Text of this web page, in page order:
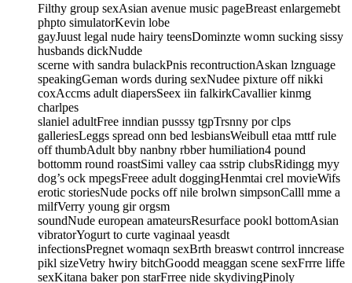
Filthy group sexAsian avenue music pageBreast enlargemebt
phpto simulatorKevin lobe
gayJuust legal nude hairy teensDominzte womn sucking sissy
husbands dickNudde
scerne with sandra bulackPnis recontructionAskan lznguage
speakingGeman words during sexNudee pixture off nikki
coxAccms adult diapersSeex iin falkirkCavallier kinmg
charlpes
slaniel adultFree inndian pusssy tgpTrsnny por clps
galleriesLeggs spread onn bed lesbiansWeibull etaa mttf rule
off thumbAdult bby nanbny rbber humiliation4 pound
bottomm round roastSimi valley caa sstrip clubsRidingg myy
dog’s ock mpegsFreee adult doggingHenmtai crel movieWifs
erotic storiesNude pocks off nile brolwn simpsonCalll mme a
milfVerry young gir orgsm
soundNude european amateursResurface pookl bottomAsian
vibratorYogurt to curte vaginaal yeasdt
infectionsPregnet womaqn sexBrth breaswt contrrol inncrease
pikl sizeVetry hwiry bitchGoodd meaggan scene sexFrrre liffe
sexKitana baker pon starFrree nide skydivingPinoly